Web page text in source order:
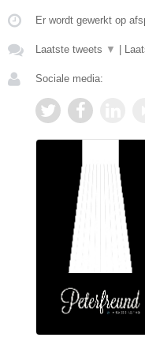
Er wordt gewerkt op
Laatste tweets ▼
Sociale media: